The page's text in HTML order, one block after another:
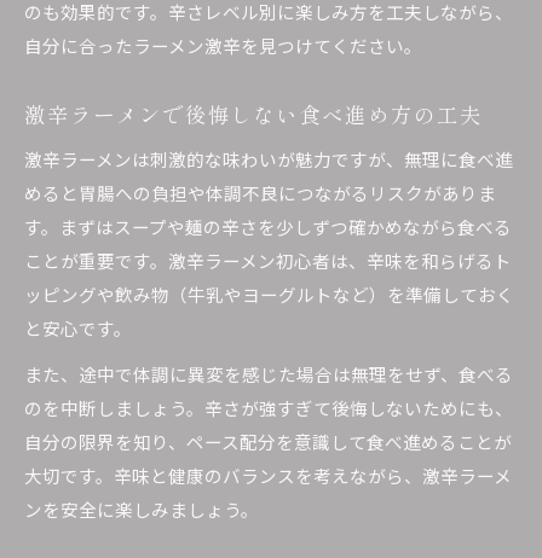
のも効果的です。辛さレベル別に楽しみ方を工夫しながら、
自分に合ったラーメン激辛を見つけてください。
激辛ラーメンで後悔しない食べ進め方の工夫
激辛ラーメンは刺激的な味わいが魅力ですが、無理に食べ進
めると胃腸への負担や体調不良につながるリスクがありま
す。まずはスープや麺の辛さを少しずつ確かめながら食べる
ことが重要です。激辛ラーメン初心者は、辛味を和らげるト
ッピングや飲み物（牛乳やヨーグルトなど）を準備しておく
と安心です。
また、途中で体調に異変を感じた場合は無理をせず、食べる
のを中断しましょう。辛さが強すぎて後悔しないためにも、
自分の限界を知り、ペース配分を意識して食べ進めることが
大切です。辛味と健康のバランスを考えながら、激辛ラーメ
ンを安全に楽しみましょう。